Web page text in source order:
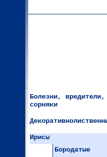
Болезни, вредители,
сорняки
Ирисы
Бородатые